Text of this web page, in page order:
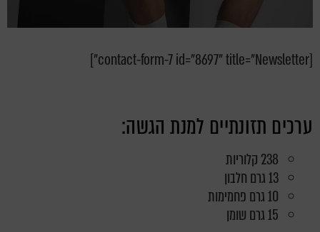
[contact-form-7 id="8697" title="Newsletter"]
ערכים תזונתיים למנת הגשה:
238 קלוריות
13 גרם חלבון
10 גרם פחמימות
15 גרם שומן